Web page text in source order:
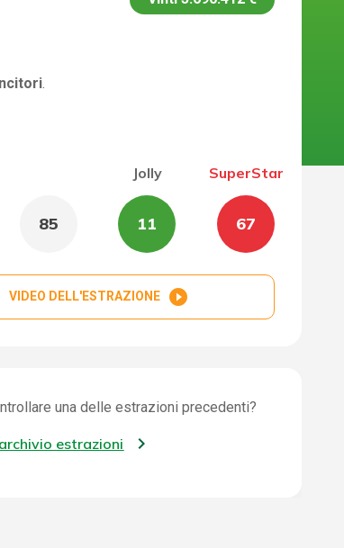
.
85
Jolly
11
SuperStar
67
VIDEO DELL'ESTRAZIONE play_circle_filled
una delle estrazioni precedenti?
estrazioni